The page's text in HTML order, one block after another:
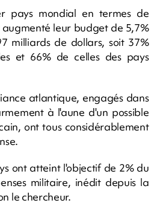
pays mondial en termes de
augmenté leur budget de 5,7%
milliards de dollars, soit 37%
et 66% de celles des pays
atlantique, engagés dans
à l'aune d'un possible
ont tous considérablement
ont atteint l'objectif de 2% du
militaire, inédit depuis la
le chercheur.